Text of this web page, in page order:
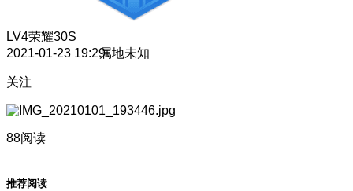
LV4荣耀30S
2021-01-23 19:29属地未知
关注
88阅读
推荐阅读